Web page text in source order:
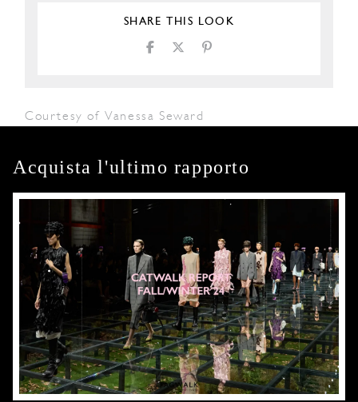
SHARE THIS LOOK
Courtesy of Vanessa Seward
Acquista l'ultimo rapporto